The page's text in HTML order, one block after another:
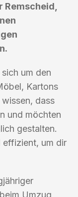
Remscheid,
um den
Kartons
dass
und möchten
gestalten.
effizient, um dir
Umzug